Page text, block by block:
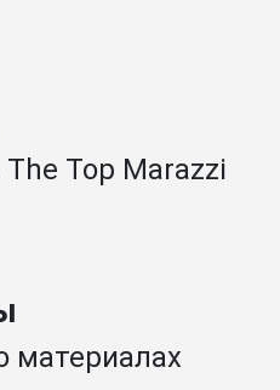
The Top Marazzi
материалах